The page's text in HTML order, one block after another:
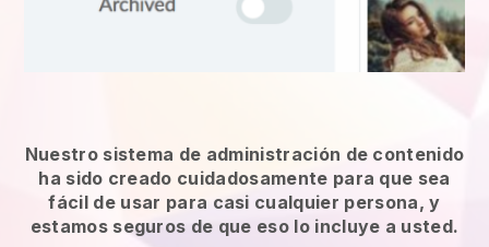
Nuestro sistema de administración de contenido
ha sido creado cuidadosamente para que sea
fácil de usar para casi cualquier persona, y
estamos seguros de que eso lo incluye a usted.